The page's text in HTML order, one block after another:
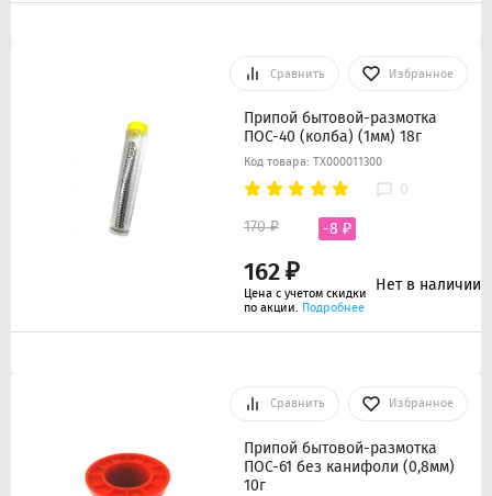
Сравнить Избранное
Припой бытовой-размотка
ПОС-40 (колба) (1мм) 18г
Код товара: ТХ000011300
0
162 ₽
170 ₽ -8 ₽
Цена с учетом скидки
по акции. Подробнее
Нет в наличии
Сравнить Избранное
Припой бытовой-размотка
ПОС-61 без канифоли (0,8мм)
10г